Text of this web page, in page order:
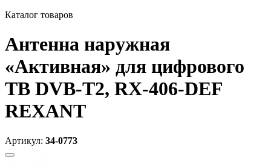
Каталог товаров
Антенна наружная
«Активная» для цифрового
ТВ DVB-T2, RX-406-DEF
REXANT
Артикул: 34-0773